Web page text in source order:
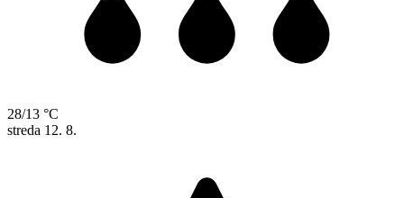
28/13 °C
streda 12. 8.